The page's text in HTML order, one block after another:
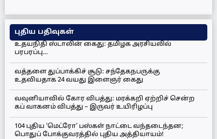
புதிய பதிவுகள்
உதயநிதி ஸ்டாலின் கைது: தமிழக அரசியலில்
பரபரப்பு…
வத்தளை துப்பாக்கிச் சூடு: சந்தேகநபருக்கு
உதவியதாக 24 வயது இளைஞர் கைது
வவுனியாவில் கோர விபத்து: மரக்கறி ஏற்றிச் சென்ற
கப் வாகனம் விபத்து – இருவர் உயிரிழப்பு
104 புதிய ‘மெட்ரோ’ பஸ்கள் நாட்டை வந்தடைந்தன;
பொதுப் போக்குவரத்தில் புதிய அத்தியாயம்!